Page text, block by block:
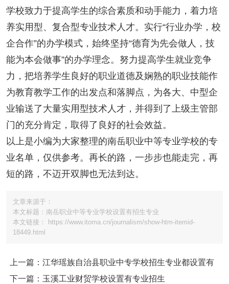
学校致力于提高学生的综合素质和动手能力，着力培
养实用型、复合型专业技术人才。实行“行业办学，校
企合作”的办学模式，始终坚持“德育为先会做人，技
能为本会做事”的办学理念。努力提高学生就业竞争
力，把培养学生良好的职业道德及娴熟的职业技能作
为教育教学工作的出发点和落脚点，为各大、中型企
业输送了大量实用型技术人才，并得到了上级主管部
门的充分肯定，取得了良好的社会效益。
以上是小编为大家整理的南岳职业中等专业学校的专
业名单，仅供参考。再长的路，一步步也能走完，再
短的路，不迈开双脚也无法到达。
文章来源于：
本文标题：南岳职业中等专业学校设置有招生专业
本文链接： https://www.itoma.cn/journalism/show-htm-itemid-
18449.html
上一篇：江华瑶族自治县职业中专学校招生专业都设置有
下一篇：玉溪工业财贸学校设置有专业招生